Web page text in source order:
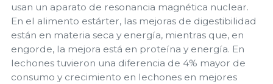
usan un aparato de resonancia magnética nuclear.
En el alimento estárter, las mejoras de digestibilidad
están en materia seca y energía, mientras que, en
engorde, la mejora está en proteína y energía. En
lechones tuvieron una diferencia de 4% mayor de
consumo y crecimiento en lechones en mejores